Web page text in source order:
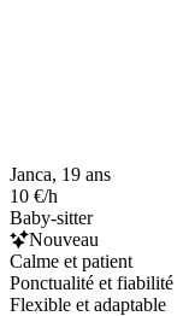
Janca, 19 ans
10 €/h
Baby-sitter
Nouveau
Calme et patient
Ponctualité et fiabilité
Flexible et adaptable